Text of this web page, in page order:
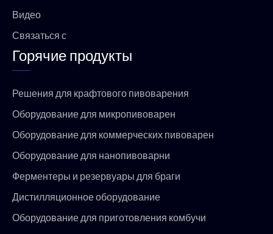
Видео
Связаться с
Горячие продукты
Решения для крафтового пивоварения
Оборудование для микропивоварен
Оборудование для коммерческих пивоварен
Оборудование для нанопивоварни
Ферментеры и резервуары для браги
Дистилляционное оборудование
Оборудование для приготовления комбучи